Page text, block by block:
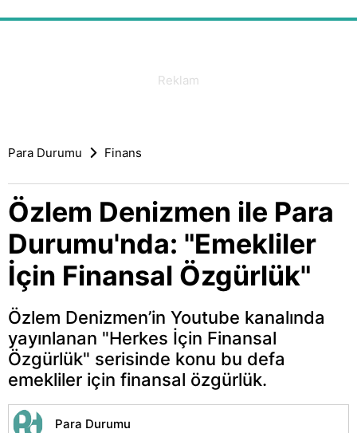
Para Durumu Finans
Özlem Denizmen ile Para
Durumu'nda: "Emekliler
İçin Finansal Özgürlük"
Özlem Denizmen’in Youtube kanalında
yayınlanan "Herkes İçin Finansal
Özgürlük" serisinde konu bu defa
emekliler için finansal özgürlük.
Para Durumu